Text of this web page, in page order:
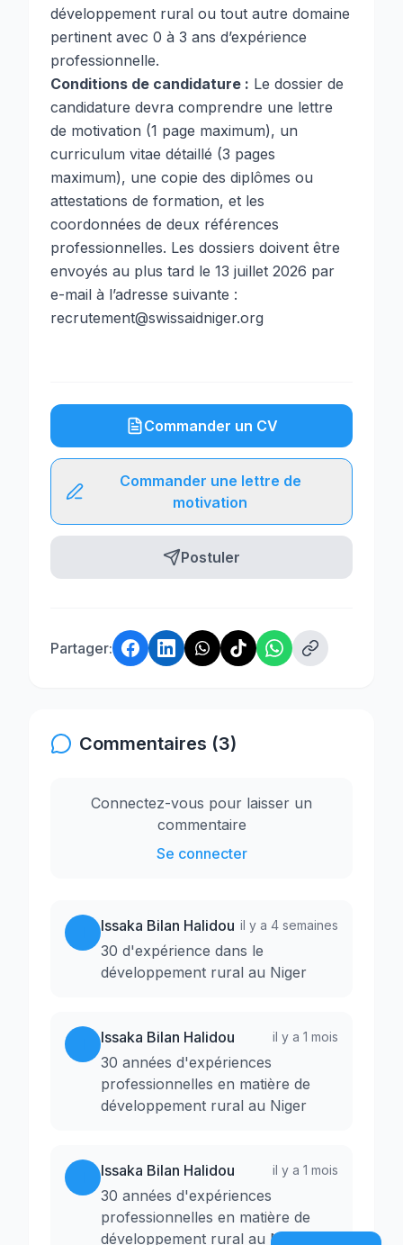
développement rural ou tout autre domaine
pertinent avec 0 à 3 ans d’expérience
professionnelle.
Conditions de candidature : Le dossier de
candidature devra comprendre une lettre
de motivation (1 page maximum), un
curriculum vitae détaillé (3 pages
maximum), une copie des diplômes ou
attestations de formation, et les
coordonnées de deux références
professionnelles. Les dossiers doivent être
envoyés au plus tard le 13 juillet 2026 par
e-mail à l’adresse suivante :
recrutement@swissaidniger.org
Commander un CV
Commander une lettre de
motivation
Postuler
Partager:
Commentaires (3)
Connectez-vous pour laisser un
commentaire
Se connecter
Issaka Bilan Halidou il y a 4 semaines
30 d'expérience dans le
développement rural au Niger
Issaka Bilan Halidou il y a 1 mois
30 années d'expériences
professionnelles en matière de
développement rural au Niger
Issaka Bilan Halidou il y a 1 mois
30 années d'expériences
professionnelles en matière de
développement rural au Niger